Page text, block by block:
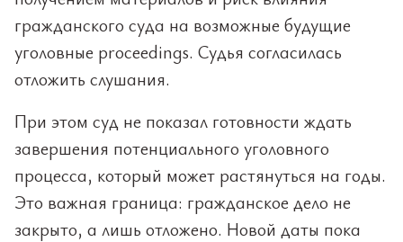
гражданского суда на возможные будущие
уголовные proceedings. Судья согласилась
отложить слушания.
При этом суд не показал готовности ждать
завершения потенциального уголовного
процесса, который может растянуться на годы.
Это важная граница: гражданское дело не
закрыто, а лишь отложено. Новой даты пока